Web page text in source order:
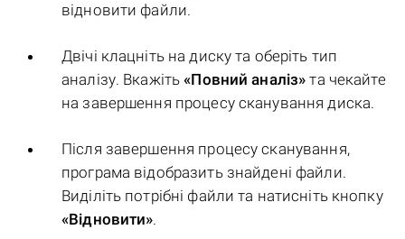
відновити файли.
Двічі клацніть на диску та оберіть тип
аналізу. Вкажіть«Повний аналіз» та чекайте
на завершення процесу сканування диска.
Після завершення процесу сканування,
програма відобразить знайдені файли.
Виділіть потрібні файли та натисніть кнопку
«Відновити».